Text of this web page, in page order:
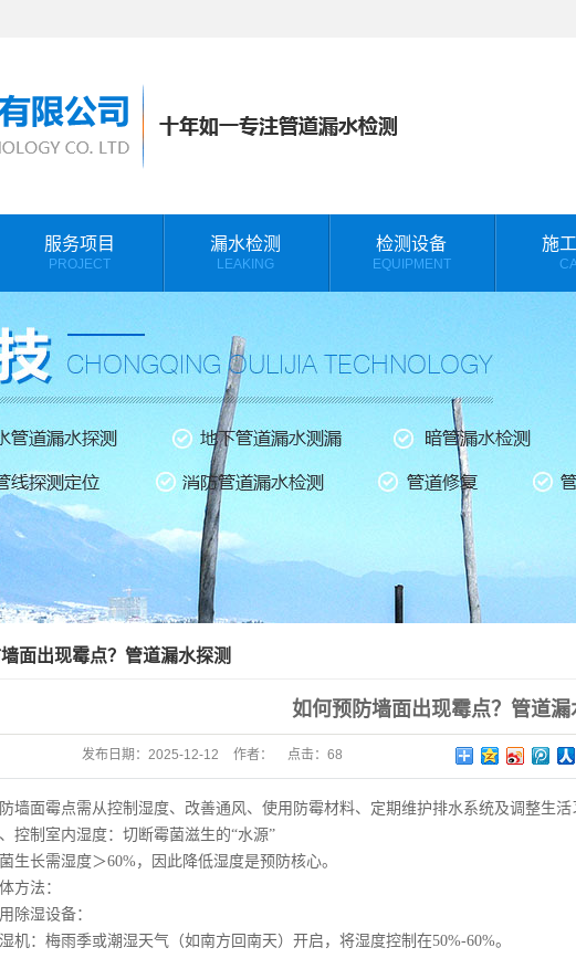
服务项目
PROJECT
检测设备
漏水检测
LEAKING
施工视频
检测设备
EQUIPMENT
施
面出现霉点？管道漏水探测
如何预防墙面出现霉点？管道漏
发布日期： 2025-12-12 作者： 点击： 68
面霉点需从控制湿度、改善通风、使用防霉材料、定期维护排水系统及调整生活
制室内湿度：切断霉菌滋生的“水源”
长需湿度＞60%，因此降低湿度是预防核心。
法：
湿设备：
：梅雨季或潮湿天气（如南方回南天）开启，将湿度控制在50%-60%。